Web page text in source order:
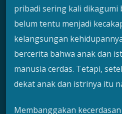
pribadi sering kali dikagumi
belum tentu menjadi
kelangsungan
bercerita bahwa anak dan
manusia cerdas. Tetapi,
dekat anak dan istrinya itu
Membanggakan